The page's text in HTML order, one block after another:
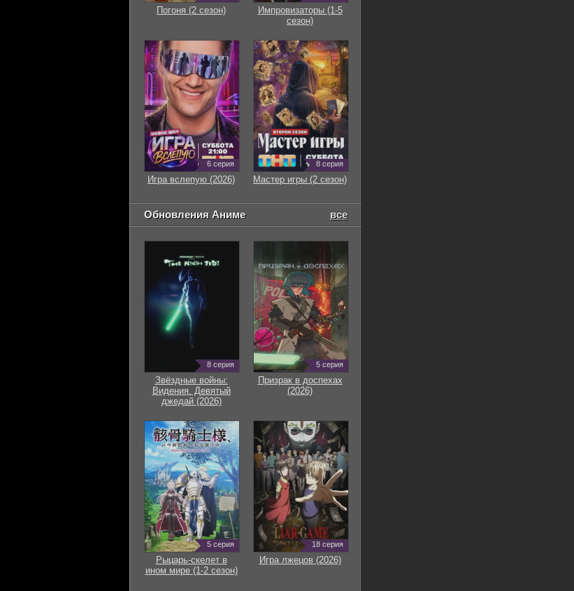
Погоня (2 сезон)
Импровизаторы (1-5
сезон)
6 серия
Игра вслепую (2026)
8 серия
Мастер игры (2 сезон)
Обновления Аниме все
8 серия
Звёздные войны:
Видения. Девятый
джедай (2026)
5 серия
Призрак в доспехах
(2026)
5 серия
Рыцарь-скелет в
ином мире (1-2 сезон)
18 серия
Игра лжецов (2026)